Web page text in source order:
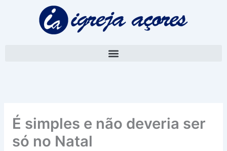
É simples e não deveria ser
só no Natal